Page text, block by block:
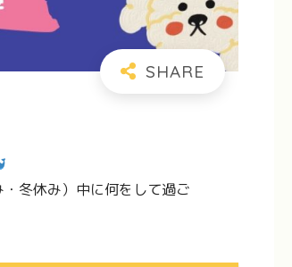
冬休み）中に何をして過ご